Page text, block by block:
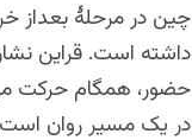
چین در مرحلۀ بعداز
داشته است. قراین
حضور، همگام حرکت
در یک مسیر روان